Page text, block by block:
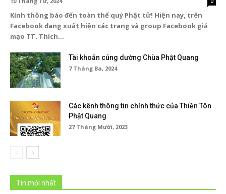
Kính thông báo đến toàn thể quý Phật tử! Hiện nay, trên
Facebook đang xuất hiện các trang và group Facebook giả
mạo TT. Thích...
Tài khoản cúng dường Chùa Phật Quang
7 Tháng Ba, 2024
Các kênh thông tin chính thức của Thiền Tôn
Phật Quang
27 Tháng Mười, 2023
Tin mới nhất